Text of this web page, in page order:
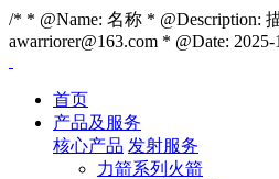
/* * @Name: 名称 * @Description:
awarriorer@163.com * @Date:
首页
产品及服务
核心产品 发射服务
力箭系列火箭